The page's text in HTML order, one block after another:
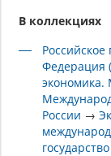
В коллекциях
Российское
Федерация
экономика.
России →